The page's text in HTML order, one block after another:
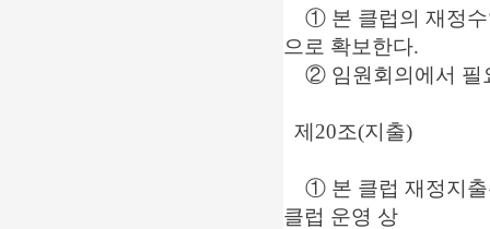
① 본 클럽의 재정수
으로 확보한다.
② 임원회의에서 필
제20조(지출)
① 본 클럽 재정지출
클럽 운영 상